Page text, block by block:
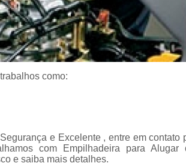
como:
e Excelente , entre em contato
com Empilhadeira para Alugar
e saiba mais detalhes.